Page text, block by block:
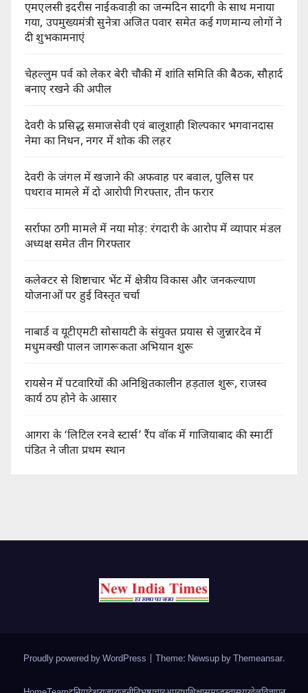
एमएलसी इदरीस नाईकवाड़ी का जन्मदिन सादगी के साथ मनाया
गया, उपमुख्यमंत्री सुनेत्रा अजित पवार समेत कई गणमान्य लोगों ने
दी शुभकामनाएं
चेहल्लुम पर्व को लेकर बेरी चौकी में शांति समिति की बैठक, सौहार्द
बनाए रखने की अपील
देवरी के प्रसिद्ध समाजसेवी एवं बालूशाही शिल्पकार भगवानदास
नेमा का निधन, नगर में शोक की लहर
देवरी के जंगल में खजाने की अफवाह पर बवाल, पुलिस पर
पथराव मामले में दो आरोपी गिरफ्तार, तीन फरार
सर्राफा ठगी मामले में नया मोड़: रंगदारी के आरोप में व्यापार मंडल
अध्यक्ष समेत तीन गिरफ्तार
कलेक्टर से शिष्टाचार भेंट में क्षेत्रीय विकास और जनकल्याण
योजनाओं पर हुई विस्तृत चर्चा
नाबार्ड व यूटीएमटी सोसायटी के संयुक्त प्रयास से जुन्नारदेव में
मधुमक्खी पालन जागरूकता अभियान शुरू
रायसेन में पटवारियों की अनिश्चितकालीन हड़ताल शुरू, राजस्व
कार्य ठप होने के आसार
आगरा के ‘लिटिल रनवे स्टार्स’ रैंप वॉक में गाजियाबाद की स्मार्टी
पंडित ने जीता प्रथम स्थान
Proudly powered by WordPress Theme: Newsup byThemeansar.